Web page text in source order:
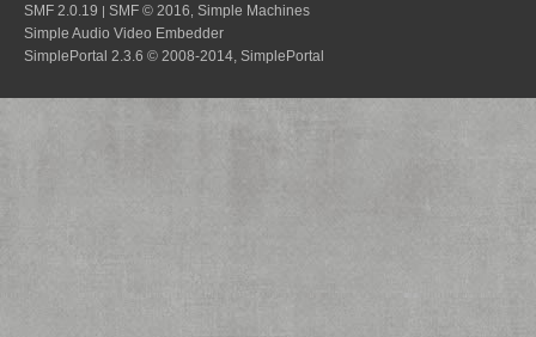
SMF 2.0.19 | SMF © 2016 Simple Machines
Simple Audio Video Embedder
SimplePortal 2.3.6 © 2008-2014, SimplePortal